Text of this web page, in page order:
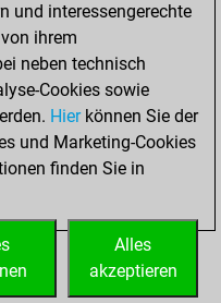
0
0
und interessengerechte
ihrem
neben technisch
Cookies sowie
Hierkönnen Sie der
und Marketing-Cookies
finden Sie in
Alles
akzeptieren